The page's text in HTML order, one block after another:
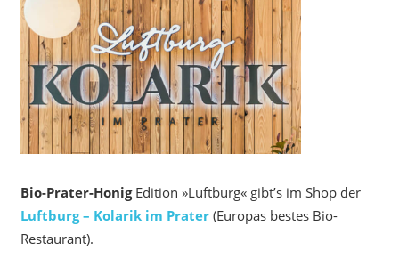
Bio-Prater-HonigEdition »Luftburg« gibt’s im Shop der
Luftburg – Kolarik im Prater(Europas bestes Bio-
Restaurant).